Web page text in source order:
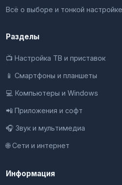
Всё о выборе и тонкой
Разделы
📺 Настройка ТВ и приставок
📱 Смартфоны и планшеты
💻 Компьютеры и Windows
📲 Приложения и софт
🎧 Звук и мультимедиа
🌐 Сети и интернет
Информация